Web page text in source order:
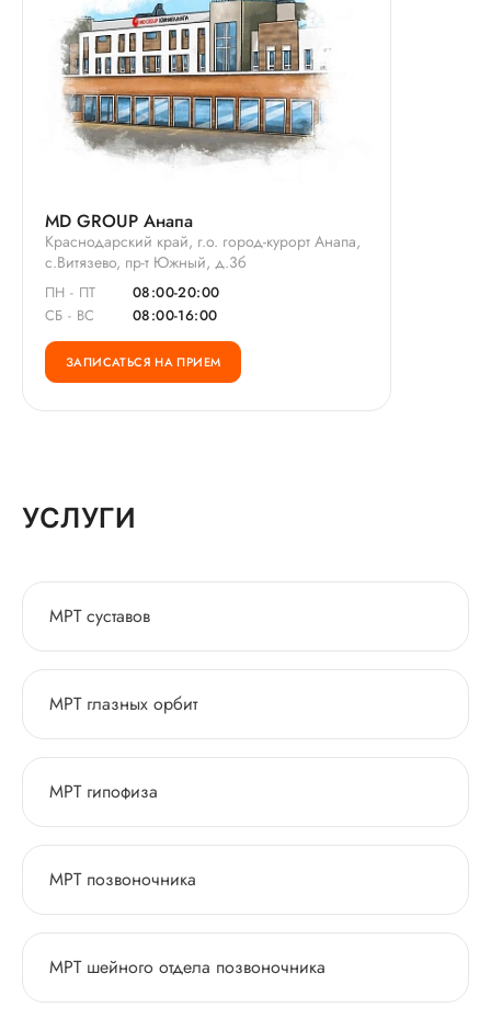
MD GROUP Анапа
Краснодарский край, г.о. город-курорт Анапа,
с.Витязево, пр-т Южный, д.3б
ПН - ПТ
08:00-20:00
СБ - ВС
08:00-16:00
ЗАПИСАТЬСЯ НА ПРИЕМ
УСЛУГИ
МРТ суставов
МРТ глазных орбит
МРТ гипофиза
МРТ позвоночника
МРТ шейного отдела позвоночника